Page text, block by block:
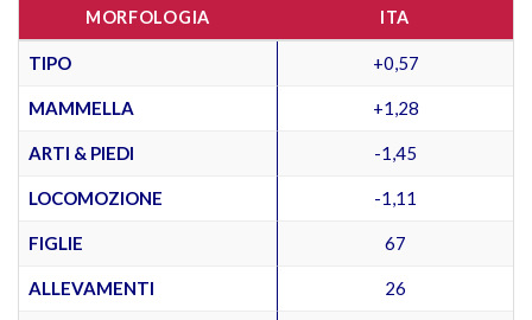
MORFOLOGIA ITA
TIPO +0,57
MAMMELLA +1,28
ARTI & PIEDI -1,45
LOCOMOZIONE -1,11
FIGLIE 67
ALLEVAMENTI 26